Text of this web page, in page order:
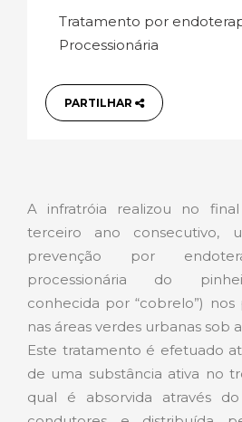
Tratamento por
Processionária
PARTILHAR
A infratróia realizou no
terceiro ano consecutivo,
prevenção por
processionária do
conhecida por “cobrelo”) nos
nas áreas verdes urbanas sob
Este tratamento é efetuado
de uma substância ativa no
qual é absorvida através